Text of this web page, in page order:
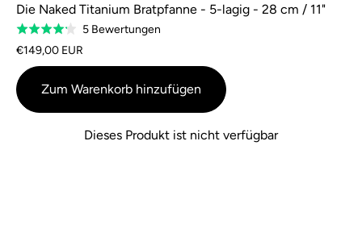
Die Naked Titanium Bratpfanne - 5-lagig - 28 cm / 11"
Bewertung:
4,2
von
5
5 BewertungenBasierend
5
Bewertungen
€149,00 EUR
Zum Warenkorb hinzufügen
Dieses Produkt ist nicht verfügbar